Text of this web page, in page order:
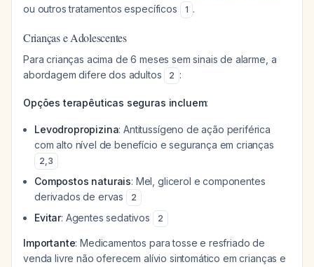
ou outros tratamentos específicos
1 .
Crianças e Adolescentes
Para crianças acima de 6 meses sem sinais de alarme, a
abordagem difere dos adultos
2 :
Opções terapêuticas seguras incluem:
Levodropropizina: Antitussígeno de ação periférica
com alto nível de benefício e segurança em crianças
2,3
Compostos naturais: Mel, glicerol e componentes
derivados de ervas
2
Evitar: Agentes sedativos 2
Importante: Medicamentos para tosse e resfriado de
venda livre não oferecem alívio sintomático em crianças e